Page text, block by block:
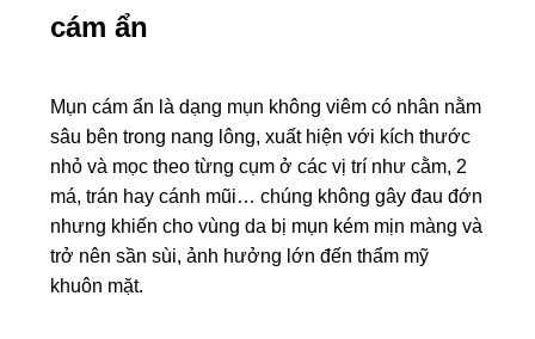
cám ẩn
Mụn cám ẩn là dạng mụn không viêm có nhân nằm
sâu bên trong nang lông, xuất hiện với kích thước
nhỏ và mọc theo từng cụm ở các vị trí như cằm, 2
má, trán hay cánh mũi… chúng không gây đau đớn
nhưng khiến cho vùng da bị mụn kém mịn màng và
trở nên sần sùi, ảnh hưởng lớn đến thẩm mỹ
khuôn mặt.